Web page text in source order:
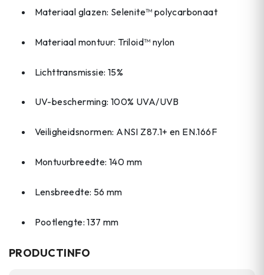
Materiaal glazen: Selenite™ polycarbonaat
Materiaal montuur: Triloid™ nylon
Lichttransmissie: 15%
UV-bescherming: 100% UVA/UVB
Veiligheidsnormen: ANSI Z87.1+ en EN.166F
Montuurbreedte: 140 mm
Lensbreedte: 56 mm
Pootlengte: 137 mm
PRODUCTINFO